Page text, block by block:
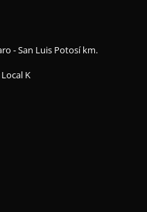
- San Luis Potosí km.
K